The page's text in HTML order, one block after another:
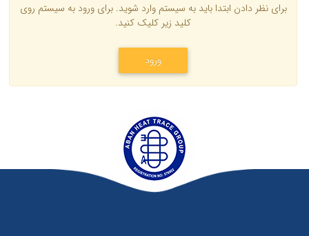
برای نظر دادن ابتدا باید به سیستم وارد شوید. برای ورود به سیستم روی
کلید زیر کلیک کنید.
ورود